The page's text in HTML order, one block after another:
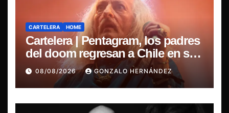
CARTELERA HOME
Cartelera | Pentagram, los padres
del doom regresan a Chile en su
última misa
08/08/2026 GONZALO HERNÁNDEZ